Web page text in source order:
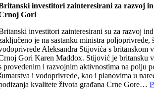
investitori zainteresirani za razvoj
Gori
investitori zainteresirani su za razvoj
je na sastanku ministra poljoprivrede,
Aleksandra Stijovića s britanskom
Gori Karen Maddox. Stijović je britansku
provedenim i razvojnim aktivnostima na polju
i vodoprivrede, kao i planovima u
kvalitete života građana Crne Gore…